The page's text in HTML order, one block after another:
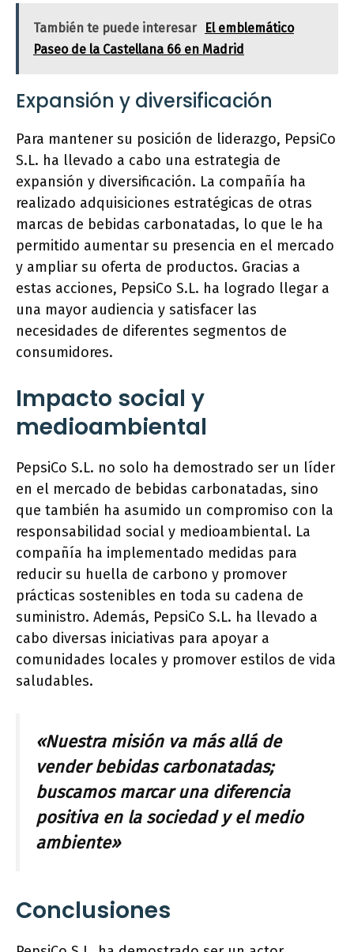
También te puede interesar
El emblemático
Paseo de la Castellana 66 en Madrid
Expansión y diversificación
Para mantener su posición de liderazgo, PepsiCo
S.L. ha llevado a cabo una estrategia de
expansión y diversificación. La compañía ha
realizado adquisiciones estratégicas de otras
marcas de bebidas carbonatadas, lo que le ha
permitido aumentar su presencia en el mercado
y ampliar su oferta de productos. Gracias a
estas acciones, PepsiCo S.L. ha logrado llegar a
una mayor audiencia y satisfacer las
necesidades de diferentes segmentos de
consumidores.
Impacto social y
medioambiental
PepsiCo S.L. no solo ha demostrado ser un líder
en el mercado de bebidas carbonatadas, sino
que también ha asumido un compromiso con la
responsabilidad social y medioambiental. La
compañía ha implementado medidas para
reducir su huella de carbono y promover
prácticas sostenibles en toda su cadena de
suministro. Además, PepsiCo S.L. ha llevado a
cabo diversas iniciativas para apoyar a
comunidades locales y promover estilos de vida
saludables.
«Nuestra misión va más allá de
vender bebidas carbonatadas;
buscamos marcar una diferencia
positiva en la sociedad y el medio
ambiente»
Conclusiones